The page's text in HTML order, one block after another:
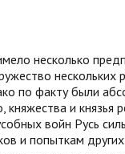
несколько
по факту были
княжества и
войн Русь
и попыткам